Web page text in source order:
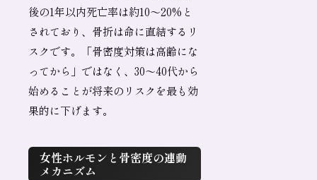
後の1年以内死亡率は約10〜20%と
されており、骨折は命に直結するリ
スクです。「骨密度対策は高齢にな
ってから」ではなく、30〜40代から
始めることが将来のリスクを最も効
果的に下げます。
女性ホルモンと骨密度の連動
メカニズム